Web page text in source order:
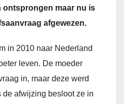
ontsprongen maar nu is
afgewezen.
in 2010 naar Nederland
leven. De moeder
in, maar deze werd
de afwijzing besloot ze in